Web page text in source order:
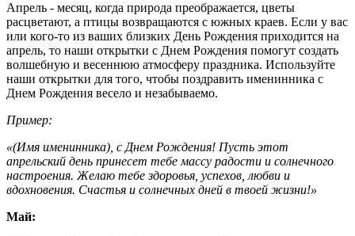
Апрель - месяц, когда природа преображается, цветы
расцветают, а птицы возвращаются с южных краев. Если у вас
или кого-то из ваших близких День Рождения приходится на
апрель, то наши открытки с Днем Рождения помогут создать
волшебную и весеннюю атмосферу праздника. Используйте
наши открытки для того, чтобы поздравить именинника с
Днем Рождения весело и незабываемо.
Пример:
«(Имя именинника), с Днем Рождения! Пусть этот
апрельский день принесет тебе массу радости и солнечного
настроения. Желаю тебе здоровья, успехов, любви и
вдохновения. Счастья и солнечных дней в твоей жизни!»
Май: